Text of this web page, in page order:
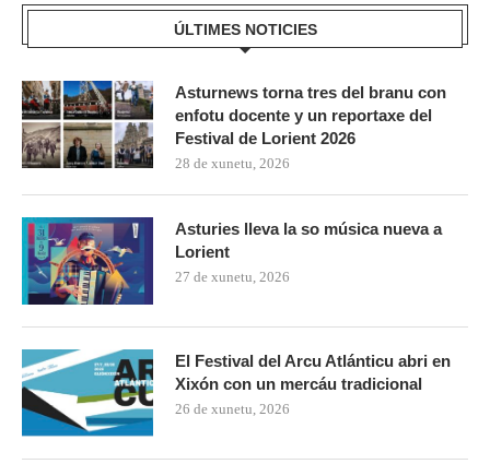
ÚLTIMES NOTICIES
Asturnews torna tres del branu con
enfotu docente y un reportaxe del
Festival de Lorient 2026
28 de xunetu, 2026
Asturies lleva la so música nueva a
Lorient
27 de xunetu, 2026
El Festival del Arcu Atlánticu abri en
Xixón con un mercáu tradicional
26 de xunetu, 2026